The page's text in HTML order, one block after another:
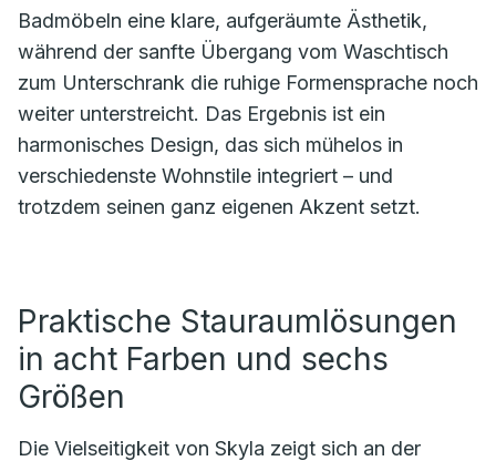
Badmöbeln eine klare, aufgeräumte Ästhetik,
während der sanfte Übergang vom Waschtisch
zum Unterschrank die ruhige Formensprache noch
weiter unterstreicht. Das Ergebnis ist ein
harmonisches Design, das sich mühelos in
verschiedenste Wohnstile integriert – und
trotzdem seinen ganz eigenen Akzent setzt.
Praktische Stauraumlösungen
in acht Farben und sechs
Größen
Die Vielseitigkeit von Skyla zeigt sich an der